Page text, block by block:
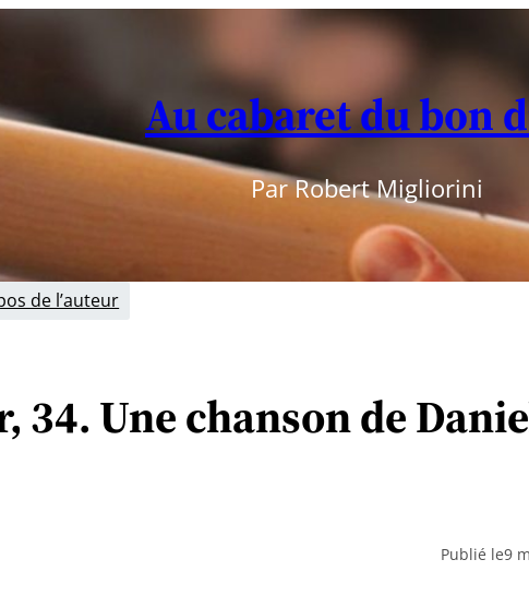
Au cabaret du bon
Par Robert Migliorini
de l’auteur
34. Une chanson de
Publié le9